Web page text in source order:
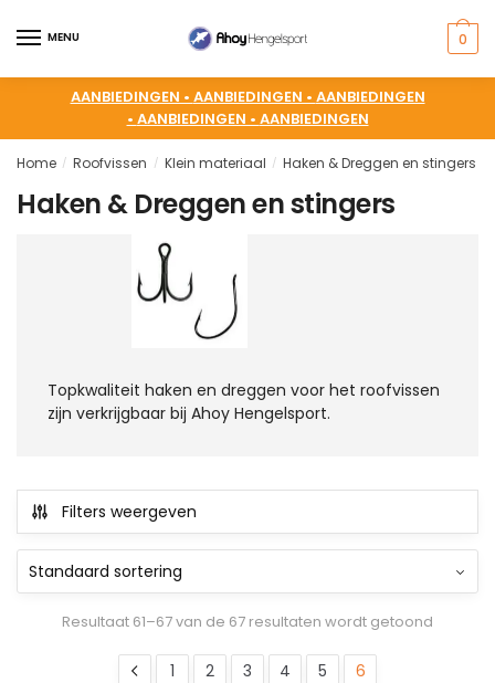
MENU 0
AANBIEDINGEN • AANBIEDINGEN • AANBIEDINGEN
• AANBIEDINGEN • AANBIEDINGEN
Home / Roofvissen / Klein materiaal / Haken & Dreggen en stingers
Haken & Dreggen en stingers
Topkwaliteit haken en dreggen voor het roofvissen
zijn verkrijgbaar bij Ahoy Hengelsport.
Filters weergeven
Resultaat 61–67 van de 67 resultaten wordt getoond
1 2 3 4 5 6